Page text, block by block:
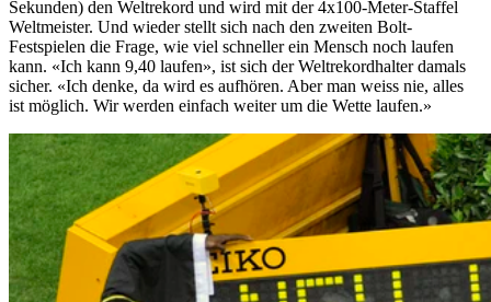
Sekunden) den Weltrekord und wird mit der 4x100-Meter-Staffel
Weltmeister. Und wieder stellt sich nach den zweiten Bolt-
Festspielen die Frage, wie viel schneller ein Mensch noch laufen
kann. «Ich kann 9,40 laufen», ist sich der Weltrekordhalter damals
sicher. «Ich denke, da wird es aufhören. Aber man weiss nie, alles
ist möglich. Wir werden einfach weiter um die Wette laufen.»